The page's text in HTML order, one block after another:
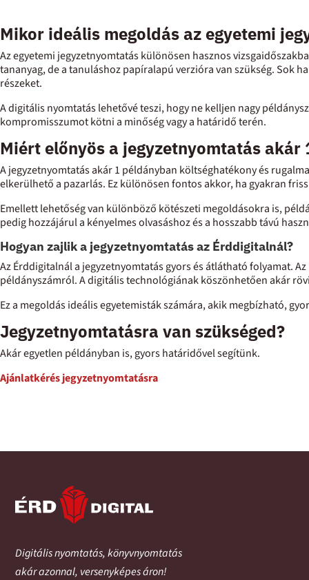
Mikor ideális megoldás az egyetemi
Az egyetemi jegyzetnyomtatás különösen hasznos
tananyag, de a tanuláshoz papíralapú verzióra van szükség. Sok
részeket.
A digitális nyomtatás lehetővé teszi, hogy ne kelljen nagy
kompromisszumot kötni a minőség vagy a határidő terén.
Miért előnyös a jegyzetnyomtatás akár
A jegyzetnyomtatás akár 1 példányban költséghatékony és
elkerülhető a pazarlás. Ez különösen fontos akkor, ha gyakran
Emellett lehetőség van különböző kötészeti megoldásokra is,
pedig hozzájárul a kényelmes olvasáshoz és a hosszabb távú
Hogyan zajlik a jegyzetnyomtatás az Érddigitalnál?
Az Érddigitalnál a jegyzetnyomtatás gyors és átlátható folyamat.
példányszámról. A digitális technológiának köszönhetően akár
Ez a megoldás ideális egyetemisták számára, akik megbízható,
Jegyzetnyomtatásra van szükséged?
Akár egyetlen példányban is, gyors határidővel segítünk.
Ajánlatkérés jegyzetnyomtatásra
Digitális nyomtatás, könyvnyomtatás
akár azonnal, versenyképes áron!